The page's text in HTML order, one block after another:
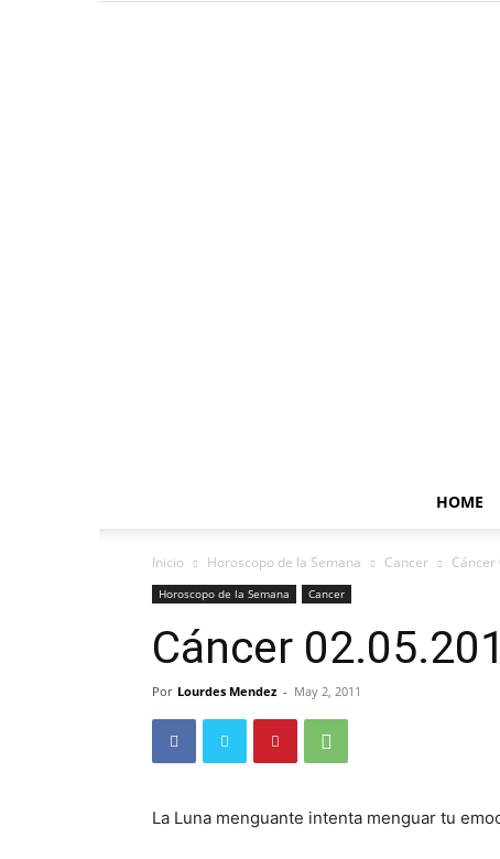
HOME
Inicio Horoscopo de la Semana Cancer Cáncer
Horoscopo de la Semana Cancer
Cáncer
Por Lourdes Mendez - May 2, 2011
La Luna menguante intenta menguar tu